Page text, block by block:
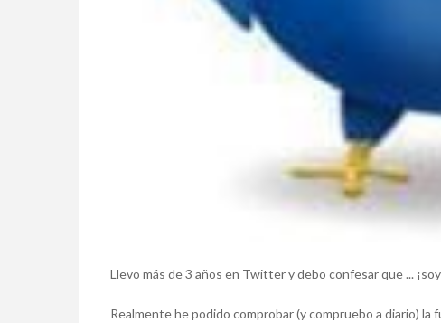
Llevo más de 3 años en Twitter y debo confesar que ...
Realmente he podido comprobar (y compruebo a diario)